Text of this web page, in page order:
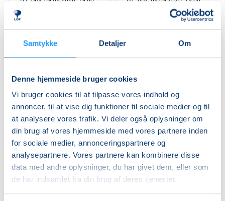
Samtykke Detaljer Om
Denne hjemmeside bruger cookies
Vi bruger cookies til at tilpasse vores indhold og
annoncer, til at vise dig funktioner til sociale medier og til
at analysere vores trafik. Vi deler også oplysninger om
din brug af vores hjemmeside med vores partnere inden
for sociale medier, annonceringspartnere og
analysepartnere. Vores partnere kan kombinere disse
data med andre oplysninger, du har givet dem, eller som
de har indsamlet fra din brug af deres tjenester.
PERMAKULTUR
I
HAVEN
Ledige pladser
lør. 19.09.2026, 13.30
Orø
Cathrine Dolleris
SVAMPETUR
Ledige pladser
lør. 10.10.2026, 10.00
Holbæk
Lenette Schunck Svendsen